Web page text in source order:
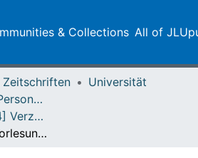
& Collections All of
Zeitschriften
Universität
Vorlesungs- und Personalverzeichnis / Justus-Liebig-Universität Gießen
[1821/22-1893/94] Verzeichniß der Vorlesungen / Großherzoglich Hessische Universität zu Giessen
Verzeichnis der Vorlesungen, welche auf der Großherzoglich Hessischen Ludewigs-Universität zu Giessen im Sommerhalbjahre 1862 gehalten und am 28. April bestimmt und allgemein ihren Anfang nehmen werden